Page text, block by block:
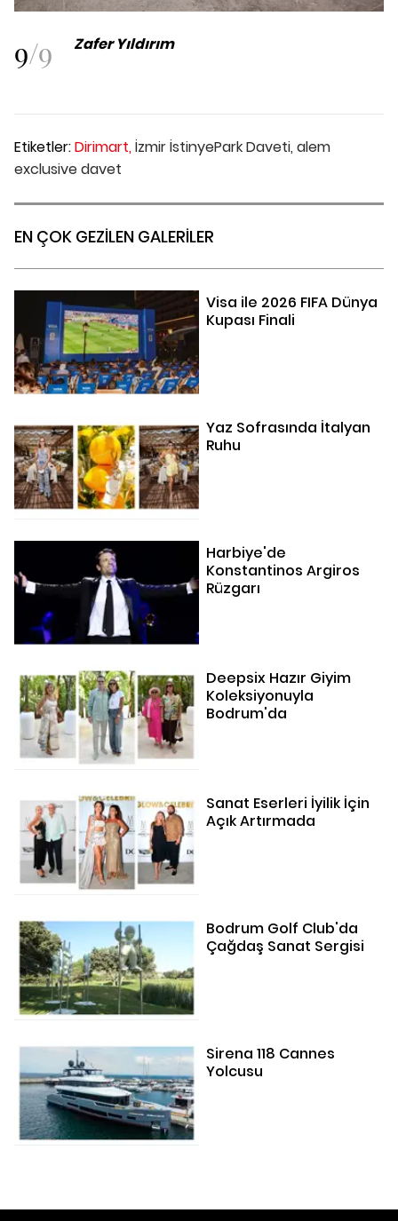
9/9 Zafer Yıldırım
Etiketler:Dirimart, İzmir İstinyePark Daveti, alem
exclusive davet
EN ÇOK GEZİLEN GALERİLER
Visa ile 2026 FIFA Dünya
Kupası Finali
Yaz Sofrasında İtalyan
Ruhu
Harbiye'de
Konstantinos Argiros
Rüzgarı
Deepsix Hazır Giyim
Koleksiyonuyla
Bodrum'da
Sanat Eserleri İyilik İçin
Açık Artırmada
Bodrum Golf Club'da
Çağdaş Sanat Sergisi
Sirena 118 Cannes
Yolcusu